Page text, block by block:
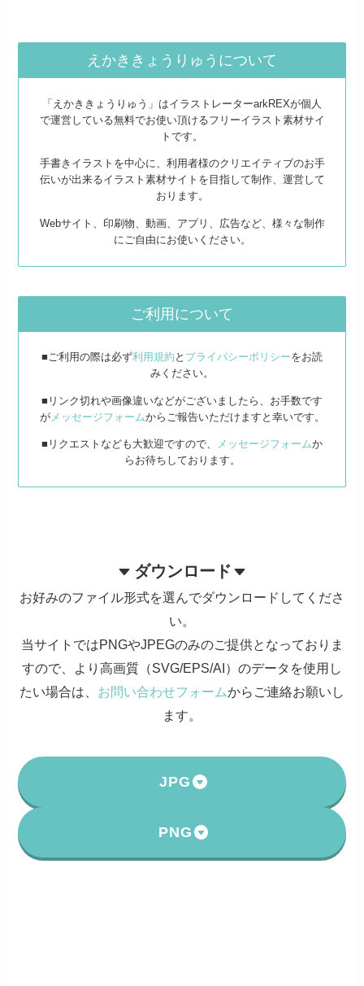
えかききょうりゅうについて
「えかききょうりゅう」はイラストレーターarkREXが個人
で運営している無料でお使い頂けるフリーイラスト素材サイ
トです。
手書きイラストを中心に、利用者様のクリエイティブのお手
伝いが出来るイラスト素材サイトを目指して制作、運営して
おります。
Webサイト、印刷物、動画、アプリ、広告など、様々な制作
にご自由にお使いください。
ご利用について
■ご利用の際は必ず利用規約 と プライバシーポリシーをお読
みください。
■リンク切れや画像違いなどがございましたら、お手数です
がメッセージフォームからご報告いただけますと幸いです。
■リクエストなども大歓迎ですので、 メッセージフォームか
らお待ちしております。
ダウンロード
お好みのファイル形式を選んでダウンロードしてくださ
い。
当サイトではPNGやJPEGのみのご提供となっておりま
すので、より高画質（SVG/EPS/AI）のデータを使用し
たい場合は、 お問い合わせフォームからご連絡お願いし
ます。
JPG
PNG